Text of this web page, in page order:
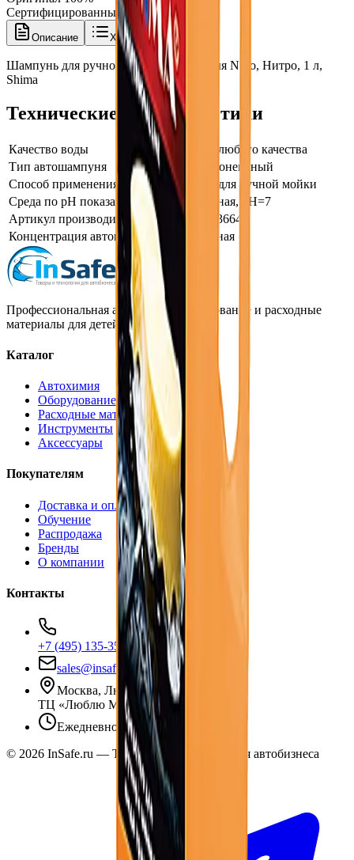
Сертифицированный товар
Описание Характеристики
Шампунь для ручной мойки автомобиля Nitro, Нитро, 1 л,
Shima
Технические характеристики
Качество воды
для воды любого качества
Тип автошампуня
однокомпонентный
Способ применения
шампунь для ручной мойки
Среда по pH показателю
Нейтральная, pH=7
Артикул производителя
4626016836646
Концентрация автошампуня
Стандартная
Профессиональная автохимия, оборудование и расходные
материалы для детейлинга.
Каталог
Автохимия
Оборудование
Расходные материалы
Инструменты
Аксессуары
Покупателям
Доставка и оплата
Обучение
Распродажа
Бренды
О компании
Контакты
+7 (495) 135-35-99
sales@insafe.ru
Москва, Люблинская ул., 153.
ТЦ «Люблю Молл», -1 уровень
Ежедневно 10:00 — 19:00
© 2026 InSafe.ru — Товары и технологии для автобизнеса